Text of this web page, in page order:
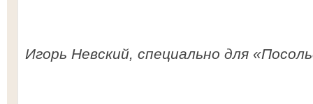
Игорь Невский, специально для